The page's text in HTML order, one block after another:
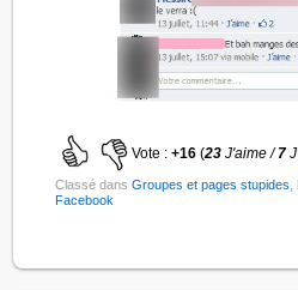
Vote :+16 (23J'aime /7
Classé dansGroupes et pages stupides ,
Facebook